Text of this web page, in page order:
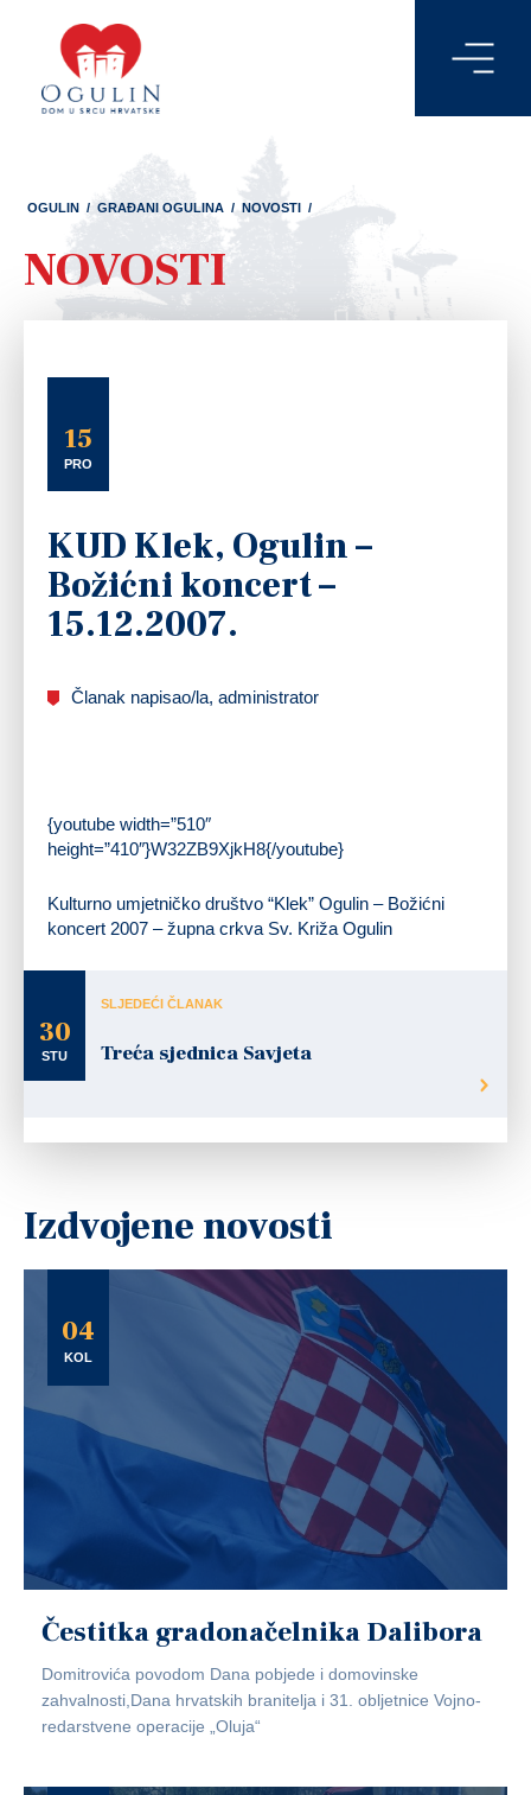
OGULIN / GRAĐANI OGULINA / NOVOSTI /
NOVOSTI
15
PRO
KUD Klek, Ogulin –
Božićni koncert –
15.12.2007.
Članak napisao/la, administrator
{youtube width=”510″
height=”410″}W32ZB9XjkH8{/youtube}
Kulturno umjetničko društvo “Klek” Ogulin – Božićni
koncert 2007 – župna crkva Sv. Križa Ogulin
30
STU
SLJEDEĆI ČLANAK
Treća sjednica Savjeta
Izdvojene novosti
04
KOL
Čestitka gradonačelnika Dalibora
Domitrovića povodom Dana pobjede i domovinske
zahvalnosti,Dana hrvatskih branitelja i 31. obljetnice Vojno-
redarstvene operacije „Oluja“